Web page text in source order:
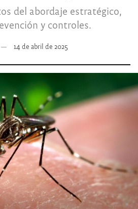
del abordaje estratégico,
y controles.
14 de abril de 2025